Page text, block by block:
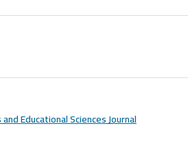
Educational Sciences Journal